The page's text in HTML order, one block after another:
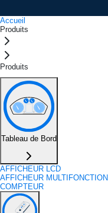
Accueil
Produits
Produits
Tableau de Bord
AFFICHEUR LCD
AFFICHEUR MULTIFONCTION
COMPTEUR